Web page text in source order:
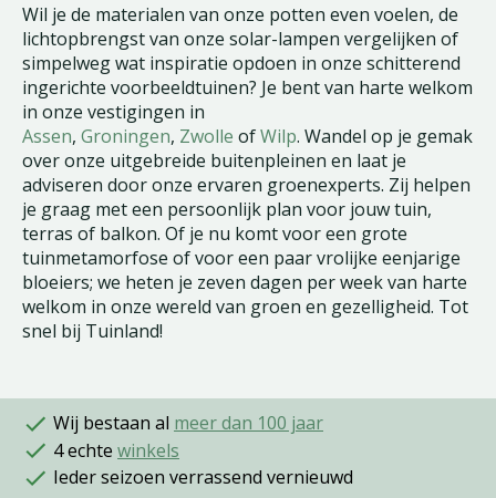
Wil je de materialen van onze potten even voelen, de
lichtopbrengst van onze solar-lampen vergelijken of
simpelweg wat inspiratie opdoen in onze schitterend
ingerichte voorbeeldtuinen? Je bent van harte welkom
in onze vestigingen in
Assen, Groningen, Zwolle ofWilp. Wandel op je gemak
over onze uitgebreide buitenpleinen en laat je
adviseren door onze ervaren groenexperts. Zij helpen
je graag met een persoonlijk plan voor jouw tuin,
terras of balkon. Of je nu komt voor een grote
tuinmetamorfose of voor een paar vrolijke eenjarige
bloeiers; we heten je zeven dagen per week van harte
welkom in onze wereld van groen en gezelligheid. Tot
snel bij Tuinland!
Wij bestaan al meer dan 100 jaar
4 echte winkels
Ieder seizoen verrassend vernieuwd